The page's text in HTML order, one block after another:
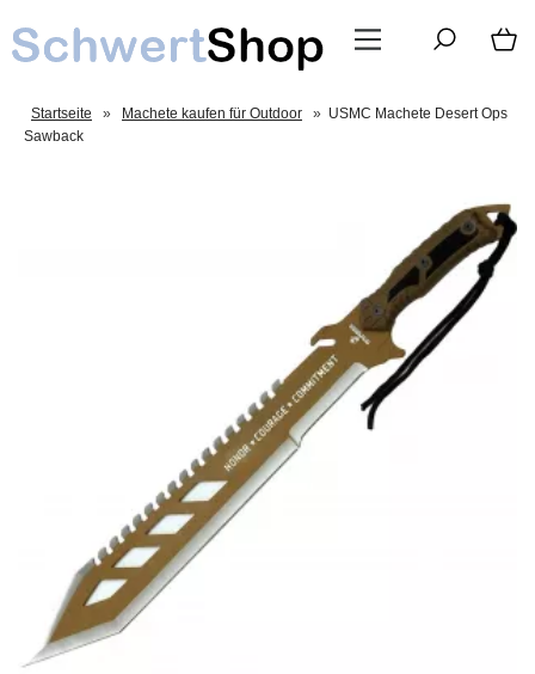
Startseite » Machete kaufen für Outdoor » USMC Machete Desert Ops
Sawback